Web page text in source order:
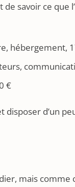
savoir ce que
hébergement,
€
disposer d’un
mais comme